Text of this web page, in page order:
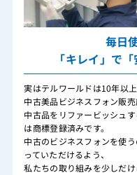
毎日
「キレイ」で
実はテルワールドは10年以
中古美品ビジネスフォン販売
中古品をリファービッシュ
は商標登録済みです。
中古のビジネスフォンを使
っていただけるよう、
私たちの取り組みを少しだけ